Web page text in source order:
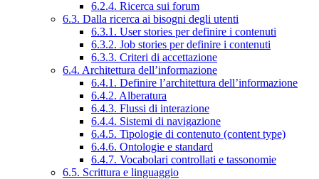
6.2.4. Ricerca sui forum
6.3. Dalla ricerca ai bisogni degli utenti
6.3.1. User stories per definire i contenuti
6.3.2. Job stories per definire i contenuti
6.3.3. Criteri di accettazione
6.4. Architettura dell’informazione
6.4.1. Definire l’architettura dell’informazione
6.4.2. Alberatura
6.4.3. Flussi di interazione
6.4.4. Sistemi di navigazione
6.4.5. Tipologie di contenuto (content type)
6.4.6. Ontologie e standard
6.4.7. Vocabolari controllati e tassonomie
6.5. Scrittura e linguaggio